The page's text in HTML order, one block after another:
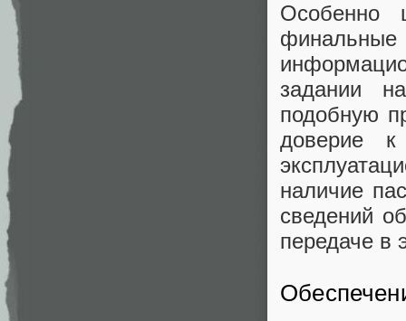
Особенно
задании
подобную
доверие
наличие
сведений
передаче в